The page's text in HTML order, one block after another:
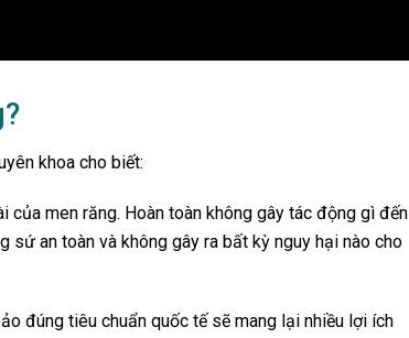
khoa cho biết:
men răng. Hoàn toàn không gây tác động gì đến
sứ an toàn và không gây ra bất kỳ nguy hại nào cho
đúng tiêu chuẩn quốc tế sẽ mang lại nhiều lợi ích